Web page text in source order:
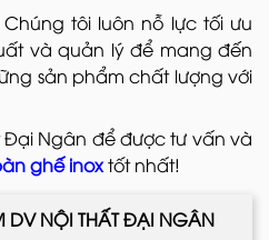
tôi luôn nỗ lực tối ưu
và quản lý để mang đến
sản phẩm chất lượng với
Đại Ngân để được tư vấn và
ghế inoxtốt nhất!
DV NỘI THẤT ĐẠI NGÂN